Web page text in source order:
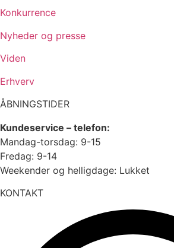
Konkurrence
Nyheder og presse
Viden
Erhverv
ÅBNINGSTIDER
Kundeservice – telefon:
Mandag-torsdag: 9-15
Fredag: 9-14
Weekender og helligdage: Lukket
KONTAKT